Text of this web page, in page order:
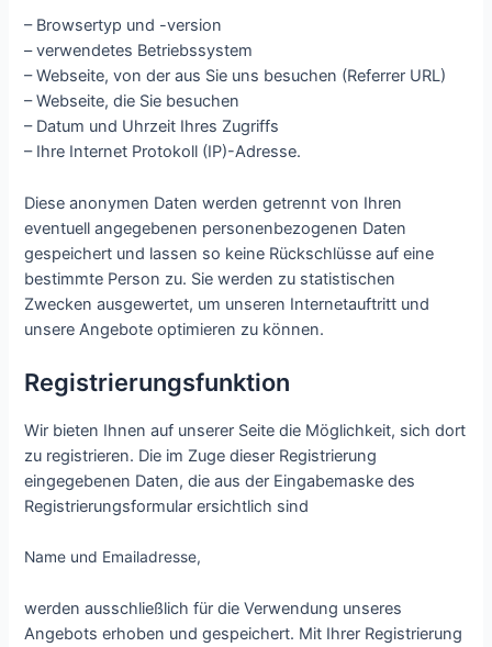
– Browsertyp und -version
– verwendetes Betriebssystem
– Webseite, von der aus Sie uns besuchen (Referrer URL)
– Webseite, die Sie besuchen
– Datum und Uhrzeit Ihres Zugriffs
– Ihre Internet Protokoll (IP)-Adresse.
Diese anonymen Daten werden getrennt von Ihren
eventuell angegebenen personenbezogenen Daten
gespeichert und lassen so keine Rückschlüsse auf eine
bestimmte Person zu. Sie werden zu statistischen
Zwecken ausgewertet, um unseren Internetauftritt und
unsere Angebote optimieren zu können.
Registrierungsfunktion
Wir bieten Ihnen auf unserer Seite die Möglichkeit, sich dort
zu registrieren. Die im Zuge dieser Registrierung
eingegebenen Daten, die aus der Eingabemaske des
Registrierungsformular ersichtlich sind
Name und Emailadresse,
werden ausschließlich für die Verwendung unseres
Angebots erhoben und gespeichert. Mit Ihrer Registrierung